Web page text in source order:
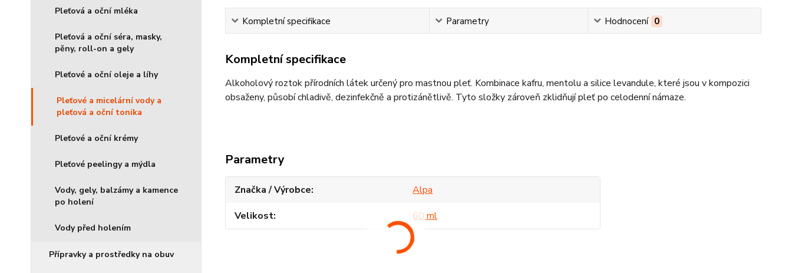
Pleťová a oční mléka
Pleťová a oční séra, masky,
pěny, roll-on a gely
Pleťové a oční oleje a líhy
Pleťové a micelární vody a
pleťová a oční tonika
Pleťové a oční krémy
Pleťové peelingy a mýdla
Vody, gely, balzámy a kamence
po holení
Vody před holením
Přípravky a prostředky na obuv
Kompletní specifikace Parametry Hodnocení 0
Kompletní specifikace
Alkoholový roztok přírodních látek určený pro mastnou pleť. Kombinace kafru, mentolu a silice levandule, které jsou v kompozici
obsaženy, působí chladivě, dezinfekčně a protizánětlivě. Tyto složky zároveň zklidňují pleť po celodenní námaze.
Parametry
Značka / Výrobce
Alpa
Velikost
60 ml